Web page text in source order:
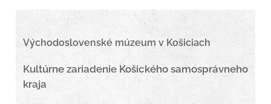
Východoslovenské múzeum v Košiciach
Kultúrne zariadenie Košického samosprávneho
kraja